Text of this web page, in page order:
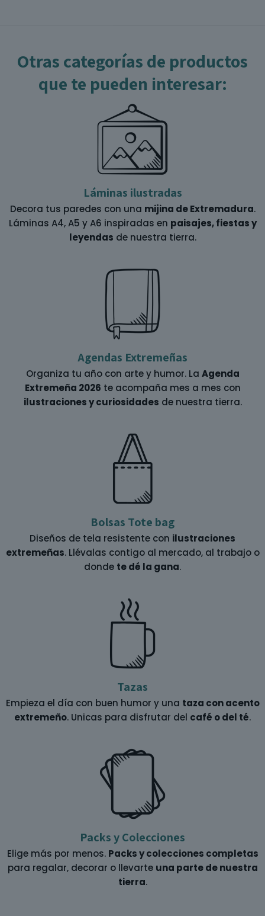
Otras categorías de productos
que te pueden interesar:
Láminas ilustradas
Decora tus paredes con una mijina de Extremadura.
Láminas A4, A5 y A6 inspiradas en paisajes, fiestas y
leyendas de nuestra tierra.
Agendas Extremeñas
Organiza tu año con arte y humor. La Agenda
Extremeña 2026 te acompaña mes a mes con
ilustraciones y curiosidades de nuestra tierra.
Bolsas Tote bag
Diseños de tela resistente con ilustraciones
extremeñas. Llévalas contigo al mercado, al trabajo o
donde te dé la gana.
Tazas
Empieza el día con buen humor y una taza con acento
extremeño. Unicas para disfrutar del café o del té.
Packs y Colecciones
Elige más por menos. Packs y colecciones completas
para regalar, decorar o llevarte una parte de nuestra
tierra.